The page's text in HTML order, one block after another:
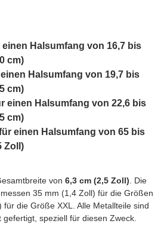
Halsumfang von 16,7 bis
cm)
Halsumfang von 19,7 bis
cm)
einen Halsumfang von 22,6 bis
cm)
einen Halsumfang von 65 bis
Zoll)
von 6,3 cm (2,5 Zoll) . Die
35 mm (1,4 Zoll) für die Größen
für die Größe XXL. Alle Metallteile sind
speziell für diesen Zweck.